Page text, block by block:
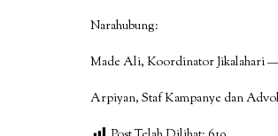
Narahubung:
Made Ali, Koordinator Jikalahari
Arpiyan, Staf Kampanye dan